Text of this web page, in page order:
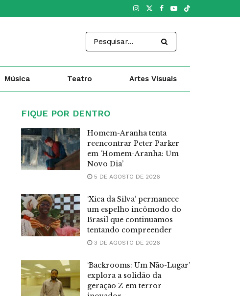
Música Teatro Artes Visuais
FIQUE POR DENTRO
Homem-Aranha tenta
reencontrar Peter Parker
em ‘Homem-Aranha: Um
Novo Dia’
5 DE AGOSTO DE 2026
‘Xica da Silva’ permanece
um espelho incômodo do
Brasil que continuamos
tentando compreender
3 DE AGOSTO DE 2026
‘Backrooms: Um Não-Lugar’
explora a solidão da
geração Z em terror